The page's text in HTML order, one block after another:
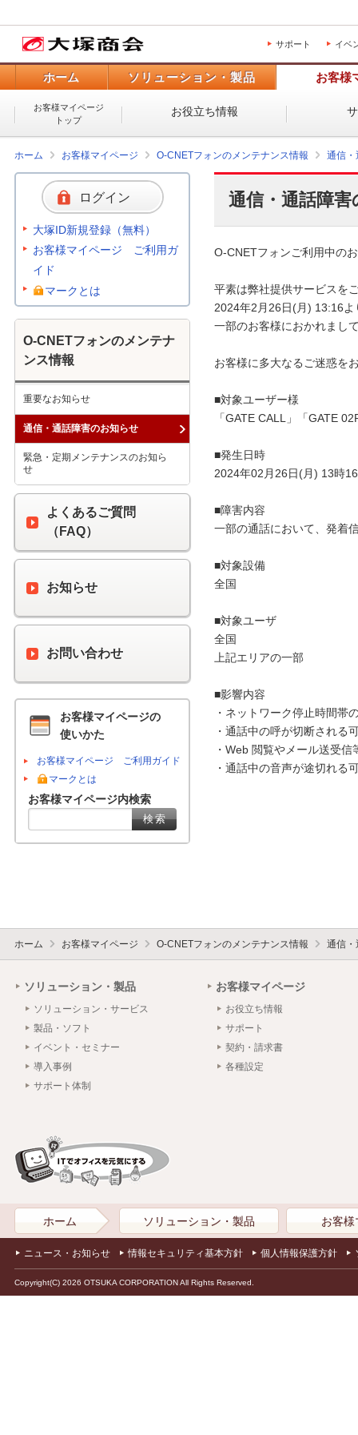
サポート イベ
ホーム ソリューション・製品 お客様
お客様マイページ
トップ
お役立ち情報
ホーム お客様マイページ O-CNETフォンのメンテナンス情報 通信・
通信・通話障
O-CNETフォンご利用中の
平素は弊社提供サービスを
2024年2月26日(月) 13:16
一部のお客様におかれまし
お客様に多大なるご迷惑を
■対象ユーザー様
「GATE CALL」「GATE
■発生日時
2024年02月26日(月) 13時
■障害内容
一部の通話において、発着
■対象設備
全国
■対象ユーザ
全国
上記エリアの一部
■影響内容
・ネットワーク停止時間帯
・通話中の呼が切断される
・Web 閲覧やメール送受
・通話中の音声が途切れる
ログイン
大塚ID新規登録（無料）
お客様マイページ ご利用ガ
イド
マークとは
O-CNETフォンのメンテナ
ンス情報
重要なお知らせ
通信・通話障害のお知らせ
緊急・定期メンテナンスのお知ら
せ
よくあるご質問
（FAQ）
お知らせ
お問い合わせ
お客様マイページの
使いかた
お客様マイページ ご利用ガイド
マークとは
お客様マイページ内検索
ホーム お客様マイページ O-CNETフォンのメンテナンス情報 通信・
ソリューション・製品
ソリューション・サービス
製品・ソフト
イベント・セミナー
導入事例
サポート体制
お客様マイページ
お役立ち情報
サポート
契約・請求書
各種設定
ホーム ソリューション・製品 お客様
ニュース・お知らせ 情報セキュリティ基本方針 個人情報保護方針
Copyright(C) 2026 OTSUKA CORPORATION All Rights Reserved.